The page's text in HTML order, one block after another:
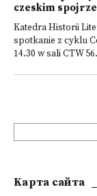
czeskim
Katedra Historii
spotkanie z cyklu
14.30 w sali CTW
Kарта сайта